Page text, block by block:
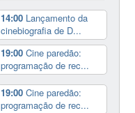
14:00 Lançamento da
cinebiografia de D...
19:00Cine paredão:
programação de rec...
19:00Cine paredão:
programação de rec...